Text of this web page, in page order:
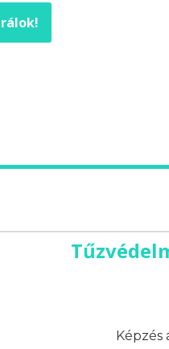
Képzés